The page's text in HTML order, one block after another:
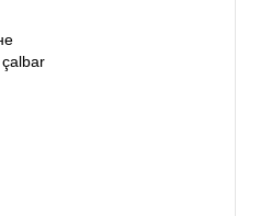
çalbar